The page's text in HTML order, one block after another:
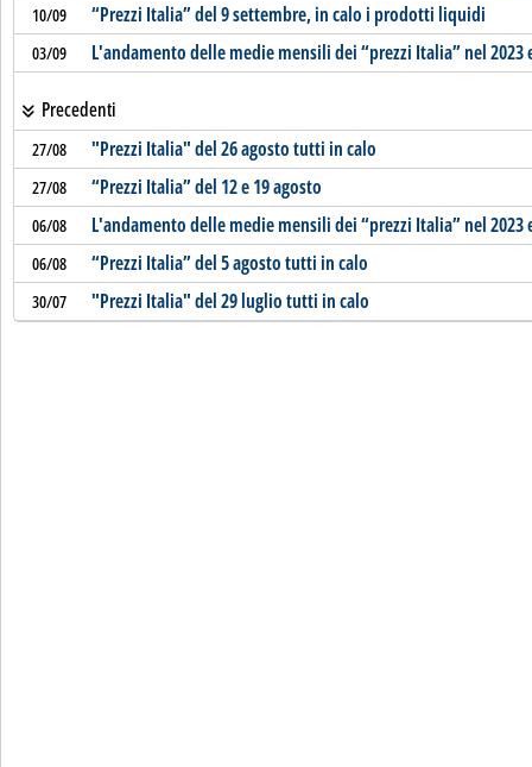
10/09 “Prezzi Italia” del 9 settembre, in calo i prodotti liquidi
03/09 L'andamento delle medie mensili dei “prezzi Italia” nel 2023
Precedenti
27/08 "Prezzi Italia" del 26 agosto tutti in calo
27/08 “Prezzi Italia” del 12 e 19 agosto
06/08 L'andamento delle medie mensili dei “prezzi Italia” nel 2023
06/08 “Prezzi Italia” del 5 agosto tutti in calo
30/07 "Prezzi Italia" del 29 luglio tutti in calo